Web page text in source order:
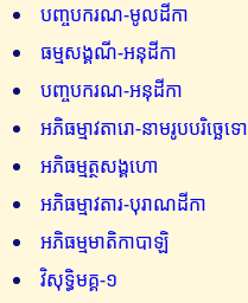
បញ្ចបករណ-មូលដីកា
ធម្មសង្គណី-អនុដីកា
បញ្ចបករណ-អនុដីកា
អភិធម្មាវតារោ-នាមរូបបរិច្ឆេទោ
អភិធម្មត្ថសង្គហោ
អភិធម្មាវតារ-បុរាណដីកា
អភិធម្មមាតិកាបាឡិ
វិសុទ្ធិមគ្គ-១